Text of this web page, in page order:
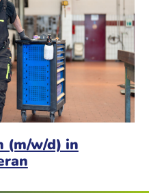
(m/w/d) in